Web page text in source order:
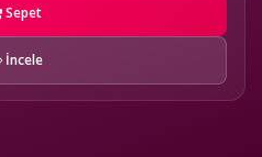
Sepet
İncele